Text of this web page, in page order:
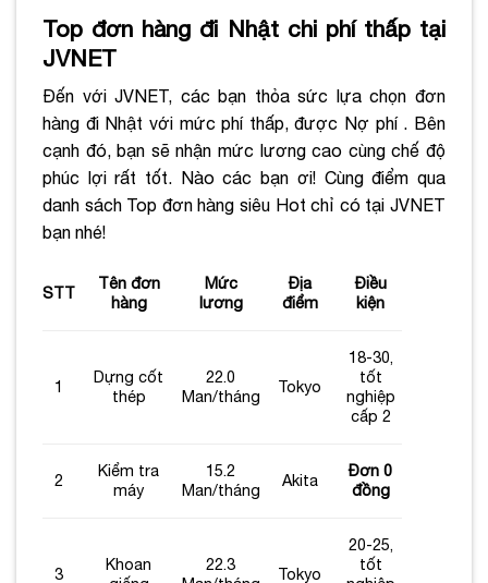
Top đơn hàng đi Nhật chi phí thấp tại
JVNET
Đến với JVNET, các bạn thỏa sức lựa chọn đơn
hàng đi Nhật với mức phí thấp, được Nợ phí . Bên
cạnh đó, bạn sẽ nhận mức lương cao cùng chế độ
phúc lợi rất tốt. Nào các bạn ơi! Cùng điểm qua
danh sách Top đơn hàng siêu Hot chỉ có tại JVNET
bạn nhé!
STT
Tên đơn
hàng
Mức
lương
Địa
điểm
Điều
kiện
1
Dựng cốt
thép
22.0
Man/tháng
Tokyo
18-30,
tốt
nghiệp
cấp 2
2
Kiểm tra
máy
15.2
Man/tháng
Akita
Đơn 0
đồng
3
Khoan
22.3
Tokyo
20-25,
tốt